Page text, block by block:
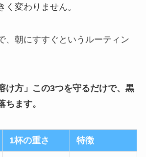
く変わりません。
、朝にすすぐというルーティン
け方」この3つを守るだけで、黒
ちます。
1杯の重さ 特徴